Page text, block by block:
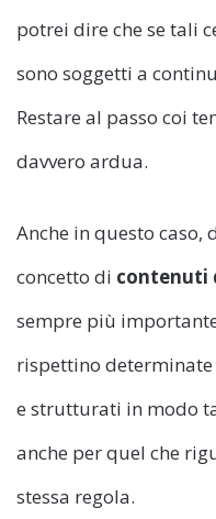
potrei dire che se tali
sono soggetti a
Restare al passo coi
davvero ardua.
Anche in questo
concetto di contenuti
sempre più
rispettino
e strutturati in modo
anche per quel che
stessa regola.